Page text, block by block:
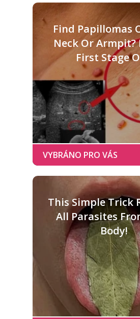
Find Papillomas
Neck Or Armpit?
First Stage
This Simple Trick
All Parasites
Body!